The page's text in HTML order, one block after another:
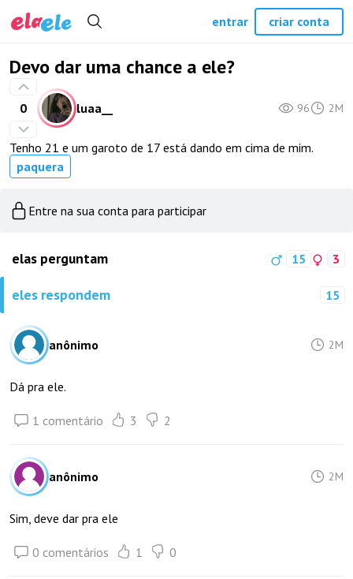
Devo dar uma chance a ele?
0 luaa__ 96 2M
Tenho 21 e um garoto de 17 está dando em cima de mim.
paquera
Entre na sua conta para participar
elas perguntam 15 3
eles respondem 15
anônimo 2M
Dá pra ele.
1 comentário 3 2
anônimo 2M
Sim, deve dar pra ele
0 comentários 1 0
entrar criar conta